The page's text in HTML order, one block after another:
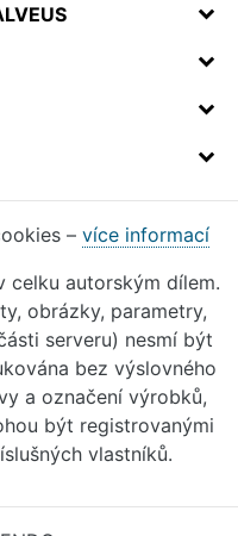
– více informací
celku autorským dílem.
obrázky, parametry,
serveru) nesmí být
bez výslovného
a označení výrobků,
být registrovanými
vlastníků.